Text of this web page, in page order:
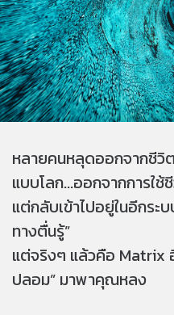
หลายคนหลุดออกจากชีวิ
แบบโลก...ออกจากการใ
แต่กลับเข้าไปอยู่ในอีกระ
ทางตื่นรู้”
แต่จริงๆ แล้วคือ Matrix
ปลอม” มาพาคุณหลง